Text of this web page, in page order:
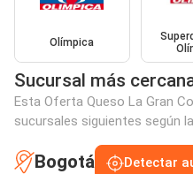
Olímpica
Sucursal más
Esta Oferta Queso La Gran
sucursales siguientes según
Bogotá Detectar